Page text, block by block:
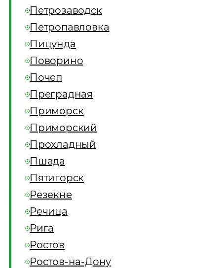
Петрозаводск
Петропавловка
Пицунда
Поворино
Почеп
Преградная
Приморск
Приморский
Прохладный
Пшада
Пятигорск
Резекне
Речица
Рига
Ростов
Ростов-на-Дону